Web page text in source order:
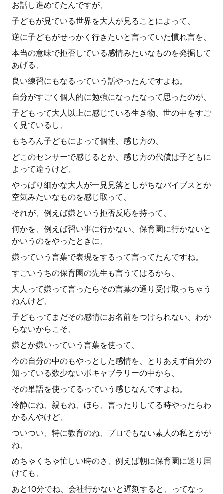
お話し進めてたんですが、
子どもが見ている世界を大人が見ることによって、
逆に子どもがせっかく行きたいと言っていた慣れ言を、
本当の意味で拒否している感情みたいなものを発掘して
あげる、
良い練習にもなるっていう話やったんですよね。
自分がすごく個人的に勉強になったなって思ったのが、
子どもって大人以上に感じている生き物、世の中をすご
く見ているし、
もちろん子どもによって個性、感じ方の、
どこのセンサーで感じるとか、感じ方の代償は子どもに
よって違うけど、
やっぱり細かな大人が一見見落としがちなバイブスとか
空気みたいなものを感じ取って、
それが、例えば嫌という拒否反応を持って、
何かを、例えば習い事に行かない、保育園に行かないと
かいうのをやったときに、
嫌っていう言葉で表現をするって言ってたんですね。
すごいうちの保育園の先生も言うてはるから、
大人って嫌って言ったらその言葉の通り受け取っちゃう
ねんけど、
子どもってまだその感情にお名前をつけられない、わか
らないからこそ、
嫌とか嫌いっていう言葉を使って、
今の自分の中のもやっとした感情を、とりあえず自分の
知っている数少ないボキャブラリーの中から、
その単語を使ってるっていう感じなんですよね。
冷静にね、親もね、ほら、言ったりしてる時やったらわ
かるんやけど、
ついつい、特に教育のね、プロでもない素人の私とかが
ね、
めちゃくちゃ忙しい時のさ、例えば朝に保育園に送り届
けても、
あと10分でね、会社行かないと遅刻すると、ってなっ